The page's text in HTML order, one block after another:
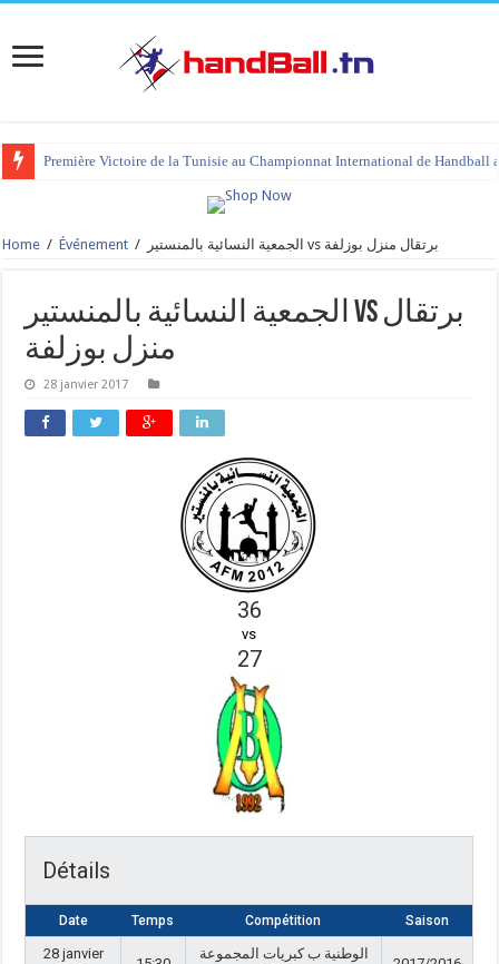
Première Victoire de la Tunisie au Championnat International de Handball
Home / Événement / الجمعية النسائية بالمنستير vs برتقال منزل بوزلفة
الجمعية النسائية بالمنستير vs برتقال
منزل بوزلفة
28 janvier 2017
36
vs
27
Détails
Date Temps Compétition Saison
28 janvier
الوطنية ب كبريات المجموعة